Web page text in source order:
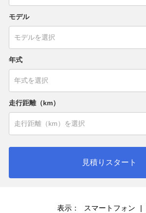
モデル
年式
走行距離（km）
見積りスタート
表示： スマートフォン |